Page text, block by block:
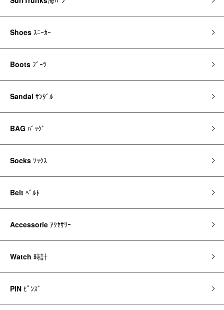
Shoes ｽﾆｰｶｰ
Boots ﾌﾞｰﾂ
Sandal ｻﾝﾀﾞﾙ
BAG ﾊﾞｯｸﾞ
Socks ｿｯｸｽ
Belt ﾍﾞﾙﾄ
Accessorie ｱｸｾｻﾘｰ
Watch 時計
PIN ﾋﾟﾝｽﾞ